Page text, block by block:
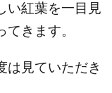
い紅葉を一目見
きます。
は見ていただき